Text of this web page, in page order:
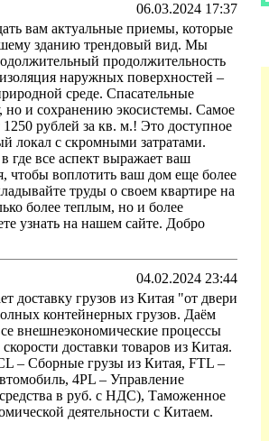
06.03.2024 17:37
вам актуальные приемы, которые
зданию трендовый вид. Мы
продолжительность
наружных поверхностей –
среде. Спасательные
но и сохранению экосистемы. Самое
рублей за кв. м.! Это доступное
локал с скромными затратами.
где все аспект выражает ваш
воплотить ваш дом еще более
труды о своем квартире на
более теплым, но и более
узнать на нашем сайте. Добро
04.02.2024 23:44
доставку грузов из Китая "от двери
контейнерных грузов. Даём
внешнеэкономические процессы
доставки товаров из Китая.
– Сборные грузы из Китая, FTL –
4PL – Управление
в руб. с НДС), Таможенное
деятельности с Китаем.